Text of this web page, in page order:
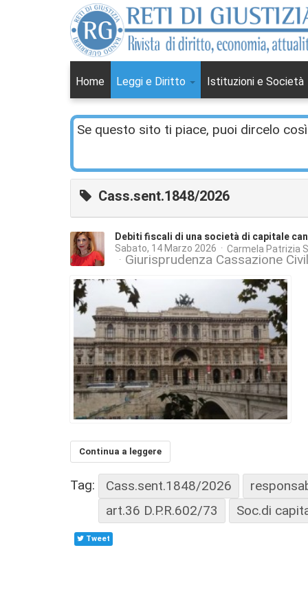
Home Leggi e Diritto Istituzioni e Società
Se questo sito ti piace, puoi dircelo così
Cass.sent.1848/2026
Debiti fiscali di una società di capitale
Sabato, 14 Marzo 2026 Carmela Patrizia
Giurisprudenza Cassazione
Continua a leggere
Tag: Cass.sent.1848/2026
art.36 D.P.R.602/73
Soc.di
Tweet